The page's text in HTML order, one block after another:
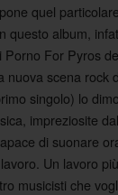
quel
album,
For Pyros
scena rock
singolo) lo
impreziosite
di suonare
Un lavoro
musicisti che